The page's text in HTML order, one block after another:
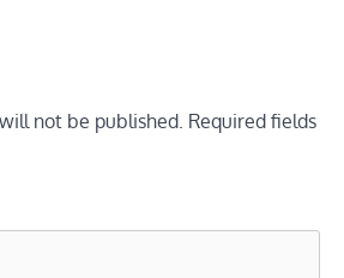
not be published. Required fields